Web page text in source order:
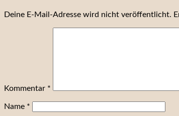
Deine E-Mail-Adresse wird nicht veröffentlicht.
Kommentar *
Name *